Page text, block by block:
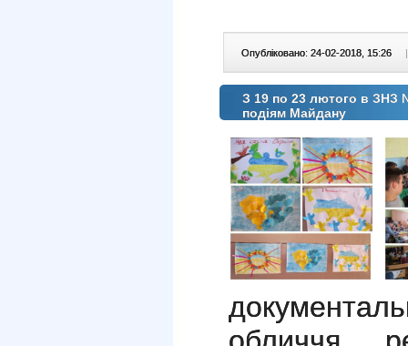
Опубліковано: 24-02-2018, 15:26 |
З 19 по 23 лютого в ЗНЗ
подіям Майдану